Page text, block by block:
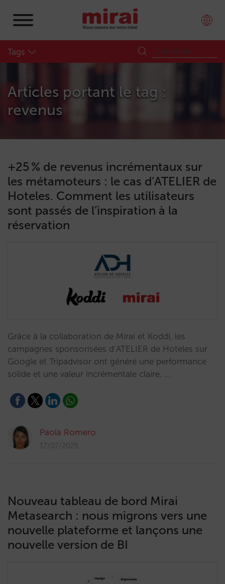
Tags
Articles portant le tag :
revenus
+25 % de revenus incrémentaux sur
les métamoteurs : le cas d’ATELIER de
Hoteles. Comment les utilisateurs
sont passés de l’inspiration à la
réservation
Grâce à la collaboration de Mirai et Koddi, les
campagnes sponsorisées d’ATELIER de Hoteles sur
Google et Tripadvisor ont généré une performance
solide et une valeur incrémentale claire. …
Paola Romero
17/07/2025
Nouveau tableau de bord Mirai
Metasearch : nous migrons vers une
nouvelle plateforme et lançons une
nouvelle version de BI